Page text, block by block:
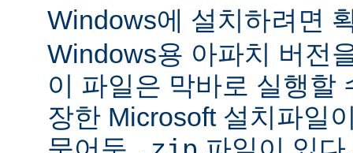
Windows에 설치하려면
Windows용 아파치 버전
이 파일은 막바로 실행할
장한 Microsoft 설치파일